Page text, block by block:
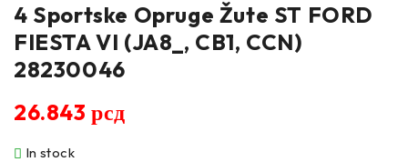
4 Sportske Opruge Žute ST FORD
FIESTA VI (JA8_, CB1, CCN)
28230046
26.843рсд
In stock